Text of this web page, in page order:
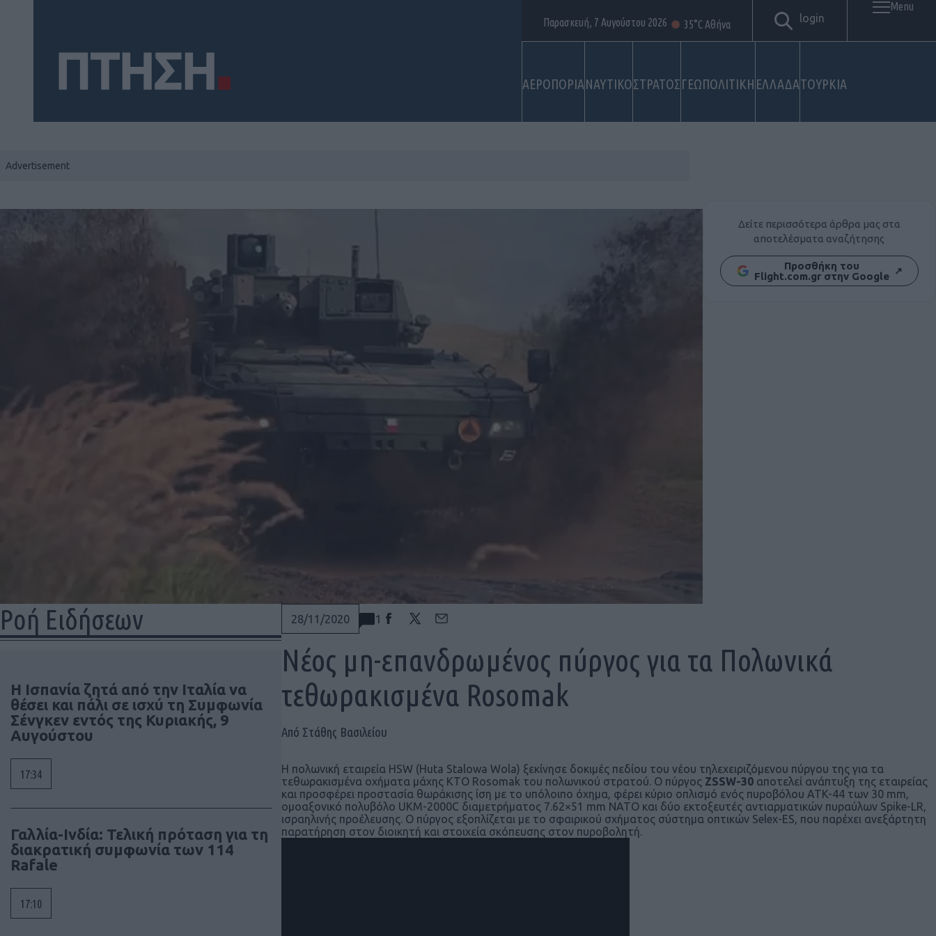
ΑΕΡΟΠΟΡΙΑΝΑΥΤΙΚΟΣΤΡΑΤΟΣΓΕΩΠΟΛΙΤΙΚΗ ΕΛΛΑΔΑΤΟΥΡΚΙΑ
Παρασκευή, 7 Αυγούστου 2026 35°C Αθήνα login
Menu
Ροή Ειδήσεων
Η Ισπανία ζητά από την Ιταλία να
θέσει και πάλι σε ισχύ τη Συμφωνία
Σένγκεν εντός της Κυριακής, 9
Αυγούστου
17:34
Γαλλία-Ινδία: Τελική πρόταση για τη
διακρατική συμφωνία των 114
Rafale
17:10
Δείτε περισσότερα άρθρα μας στα
αποτελέσματα αναζήτησης
Προσθήκη του
Flight.com.gr στην Google ↗
28/11/2020 1
Νέος μη-επανδρωμένος πύργος για τα Πολωνικά
τεθωρακισμένα Rosomak
Από Στάθης Βασιλείου
Η πολωνική εταιρεία HSW (Huta Stalowa Wola) ξεκίνησε δοκιμές πεδίου του νέου τηλεχειριζόμενου πύργου της για τα
τεθωρακισμένα οχήματα μάχης KTO Rosomak του πολωνικού στρατού. Ο πύργος ZSSW-30 αποτελεί ανάπτυξη της εταιρείας
και προσφέρει προστασία θωράκισης ίση με το υπόλοιπο όχημα, φέρει κύριο οπλισμό ενός πυροβόλου ATK-44 των 30 mm,
ομοαξονικό πολυβόλο UKM-2000C διαμετρήματος 7.62×51 mm NATO και δύο εκτοξευτές αντιαρματικών πυραύλων Spike-LR,
ισραηλινής προέλευσης. Ο πύργος εξοπλίζεται με το σφαιρικού σχήματος σύστημα οπτικών Selex-ES, που παρέχει ανεξάρτητη
παρατήρηση στον διοικητή και στοιχεία σκόπευσης στον πυροβολητή.